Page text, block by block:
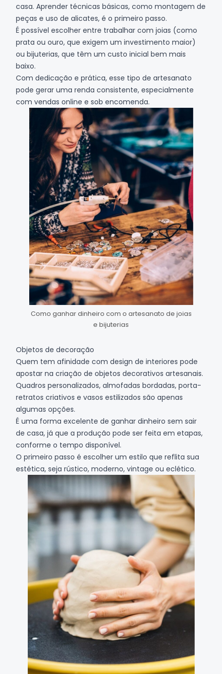
casa. Aprender técnicas básicas, como montagem de
peças e uso de alicates, é o primeiro passo.
É possível escolher entre trabalhar com joias (como
prata ou ouro, que exigem um investimento maior)
ou bijuterias, que têm um custo inicial bem mais
baixo.
Com dedicação e prática, esse tipo de artesanato
pode gerar uma renda consistente, especialmente
com vendas online e sob encomenda.
Como ganhar dinheiro com o artesanato de joias
e bijuterias
Objetos de decoração
Quem tem afinidade com design de interiores pode
apostar na criação de objetos decorativos artesanais.
Quadros personalizados, almofadas bordadas, porta-
retratos criativos e vasos estilizados são apenas
algumas opções.
É uma forma excelente de ganhar dinheiro sem sair
de casa, já que a produção pode ser feita em etapas,
conforme o tempo disponível.
O primeiro passo é escolher um estilo que reflita sua
estética, seja rústico, moderno, vintage ou eclético.